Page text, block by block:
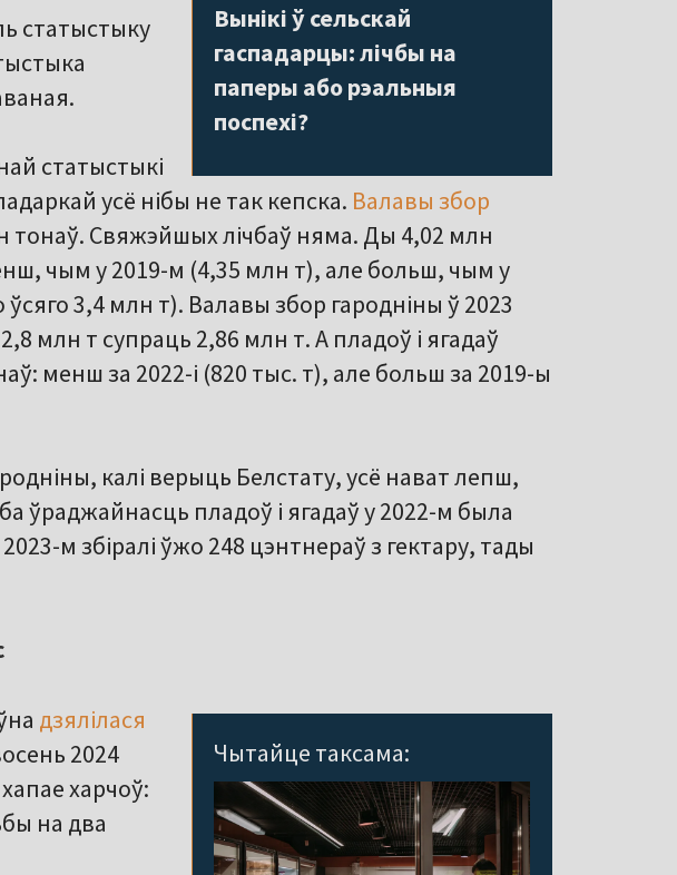
Вынікі ў сельскай
гаспадарцы: лічбы на
паперы або рэальныя
поспехі?
статыстыку
статыстыкі
усё нібы не так кепска. Валавы збор
тонаў. Свяжэйшых лічбаў няма. Ды 4,02 млн
чым у 2019-м (4,35 млн т), але больш, чым у
3,4 млн т). Валавы збор гародніны ў 2023
млн т супраць 2,86 млн т. А пладоў і ягадаў
менш за 2022-і (820 тыс. т), але больш за 2019-ы
калі верыць Белстату, усё нават лепш,
ўраджайнасць пладоў і ягадаў у 2022-м была
м збіралі ўжо 248 цэнтнераў з гектару, тады
Чытайце таксама:
дзялілася
2024
харчоў:
на два